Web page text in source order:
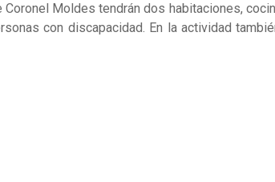
Moldes tendrán dos habitaciones,
con discapacidad. En la actividad